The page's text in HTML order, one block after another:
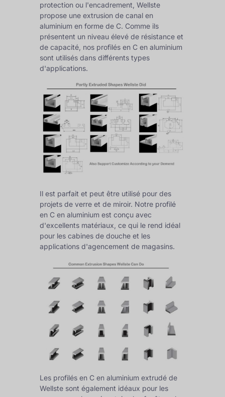
protection ou l'encadrement, Wellste
propose une extrusion de canal en
aluminium en forme de C. Comme ils
présentent un niveau élevé de résistance et
de capacité, nos profilés en C en aluminium
sont utilisés dans différents types
d'applications.
Il est parfait et peut être utilisé pour des
projets de verre et de miroir. Notre profilé
en C en aluminium est conçu avec
d'excellents matériaux, ce qui le rend idéal
pour les cabines de douche et les
applications d'agencement de magasins.
Les profilés en C en aluminium extrudé de
Wellste sont également idéaux pour les